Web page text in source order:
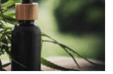
of clinical psychology,
pmc/articles/PMC2568977/
T. J. (2015). Sugars and
the Science Say?.